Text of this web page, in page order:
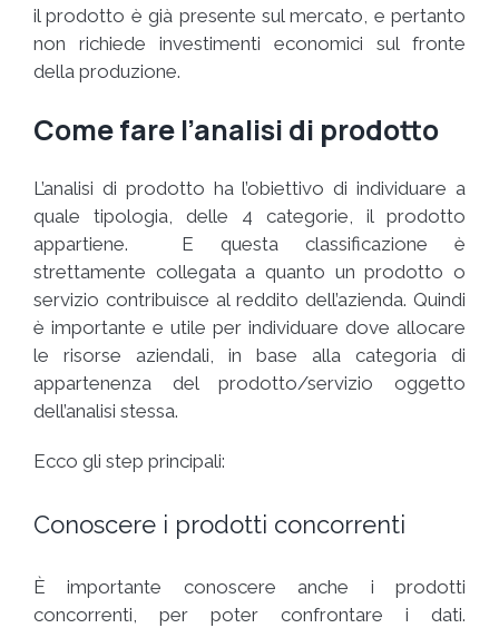
il prodotto è già presente sul mercato, e pertanto
non richiede investimenti economici sul fronte
della produzione.
Come fare l’analisi di prodotto
L’analisi di prodotto ha l’obiettivo di individuare a
quale tipologia, delle 4 categorie, il prodotto
appartiene. E questa classificazione è
strettamente collegata a quanto un prodotto o
servizio contribuisce al reddito dell’azienda. Quindi
è importante e utile per individuare dove allocare
le risorse aziendali, in base alla categoria di
appartenenza del prodotto/servizio oggetto
dell’analisi stessa.
Ecco gli step principali:
Conoscere i prodotti concorrenti
È importante conoscere anche i prodotti
concorrenti, per poter confrontare i dati.